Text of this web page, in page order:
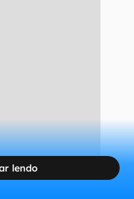
lendo